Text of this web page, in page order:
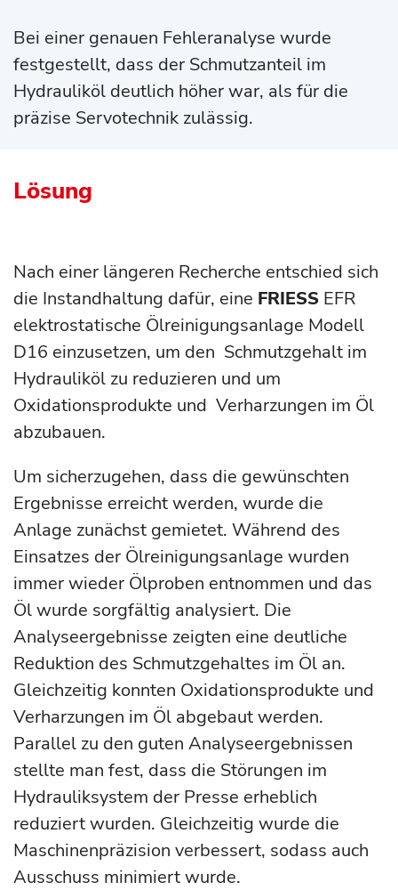
Bei einer genauen Fehleranalyse wurde
festgestellt, dass der Schmutzanteil im
Hydrauliköl deutlich höher war, als für die
präzise Servotechnik zulässig.
Lösung
Nach einer längeren Recherche entschied sich
die Instandhaltung dafür, eine FRIESS EFR
elektrostatische Ölreinigungsanlage Modell
D16 einzusetzen, um den Schmutzgehalt im
Hydrauliköl zu reduzieren und um
Oxidationsprodukte und Verharzungen im Öl
abzubauen.
Um sicherzugehen, dass die gewünschten
Ergebnisse erreicht werden, wurde die
Anlage zunächst gemietet. Während des
Einsatzes der Ölreinigungsanlage wurden
immer wieder Ölproben entnommen und das
Öl wurde sorgfältig analysiert. Die
Analyseergebnisse zeigten eine deutliche
Reduktion des Schmutzgehaltes im Öl an.
Gleichzeitig konnten Oxidationsprodukte und
Verharzungen im Öl abgebaut werden.
Parallel zu den guten Analyseergebnissen
stellte man fest, dass die Störungen im
Hydrauliksystem der Presse erheblich
reduziert wurden. Gleichzeitig wurde die
Maschinenpräzision verbessert, sodass auch
Ausschuss minimiert wurde.